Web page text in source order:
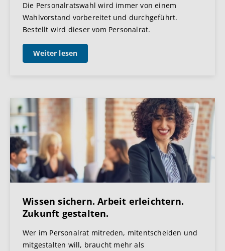
Die Personalratswahl wird immer von einem
Wahlvorstand vorbereitet und durchgeführt.
Bestellt wird dieser vom Personalrat.
Weiter lesen
Wissen sichern. Arbeit erleichtern.
Zukunft gestalten.
Wer im Personalrat mitreden, mitentscheiden und
mitgestalten will, braucht mehr als